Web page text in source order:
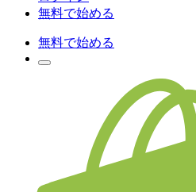
無料で始める
無料で始める